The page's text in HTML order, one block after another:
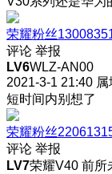
荣耀粉丝
评论 举报
LV6WLZ-AN00
2021-3-1 21:40
短时间内别想了
荣耀粉丝
评论 举报
LV7荣耀V40 前所